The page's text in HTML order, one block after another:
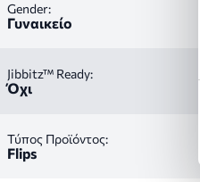
Gender:
Γυναικείο
Jibbitz™ Ready:
Όχι
Τύπος Προϊόντος:
Flips